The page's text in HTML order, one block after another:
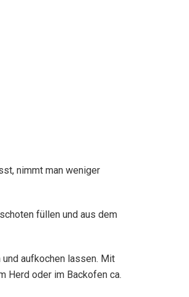
nimmt man weniger
füllen und aus dem
aufkochen lassen. Mit
Herd oder im Backofen ca.